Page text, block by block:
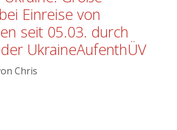
Einreise von
seit 05.03. durch
UkraineAufenthÜV
Chris